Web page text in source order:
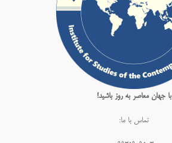
با جهان معاصر به روز باشید!
تماس با ما: